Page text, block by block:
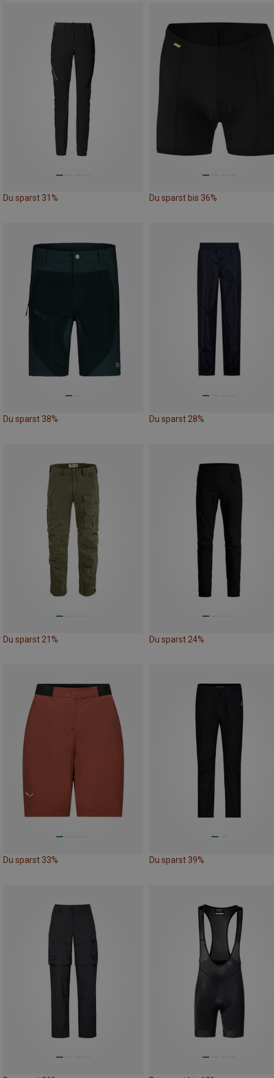
Du sparst 31% Du sparst bis 36%
Du sparst 38% Du sparst 28%
Du sparst 21% Du sparst 24%
Du sparst 33% Du sparst 39%